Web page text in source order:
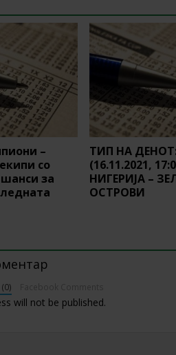
–
со
за
ТИП НА
(16.11.2021,
НИГЕРИЈА –
ОСТРОВИ
will not be published.